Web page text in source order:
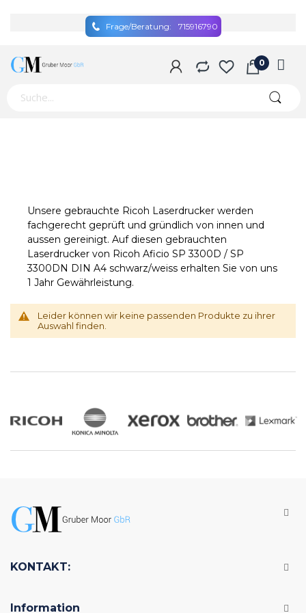
Frage/Beratung: 715916790
Unsere gebrauchte Ricoh Laserdrucker werden
fachgerecht geprüft und gründlich von innen und
aussen gereinigt. Auf diesen gebrauchten
Laserdrucker von Ricoh Aficio SP 3300D / SP
3300DN DIN A4 schwarz/weiss erhalten Sie von uns
1 Jahr Gewährleistung.
Leider können wir keine passenden Produkte zu ihrer
Auswahl finden.
KONTAKT:
Information